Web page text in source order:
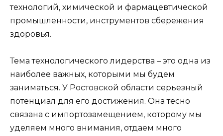
технологий, химической и фармацевтической
промышленности, инструментов сбережения
здоровья.
Тема технологического лидерства – это одна из
наиболее важных, которыми мы будем
заниматься. У Ростовской области серьезный
потенциал для его достижения. Она тесно
связана с импортозамещением, которому мы
уделяем много внимания, отдаем много